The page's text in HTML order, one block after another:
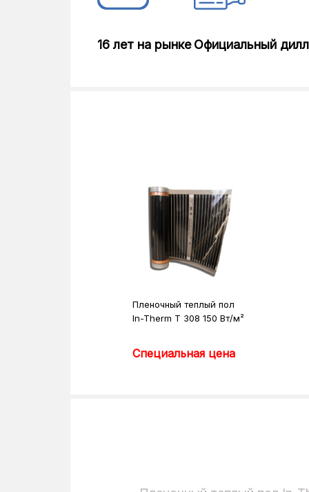
16 лет на рынке Официальный
Пленочный теплый пол
In-Therm T 308 150 Вт/м²
Специальная цена